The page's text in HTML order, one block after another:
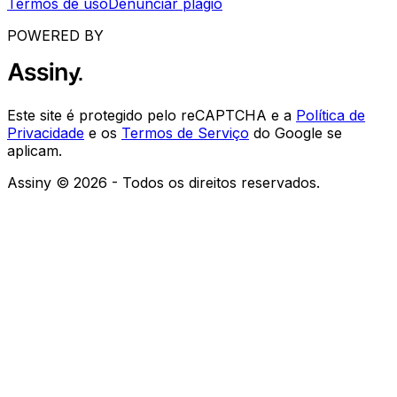
POWERED BY
Este site é protegido pelo reCAPTCHA e a Política de
Privacidade e os Termos de Serviço do Google se
aplicam.
Assiny © 2026 - Todos os direitos reservados.